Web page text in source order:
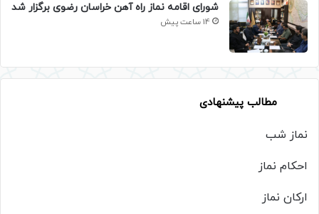
شورای اقامه نماز راه آهن خراسان رضوی برگزار شد
14 ساعت پیش
مطالب پیشنهادی
نماز شب
احکام نماز
ارکان نماز